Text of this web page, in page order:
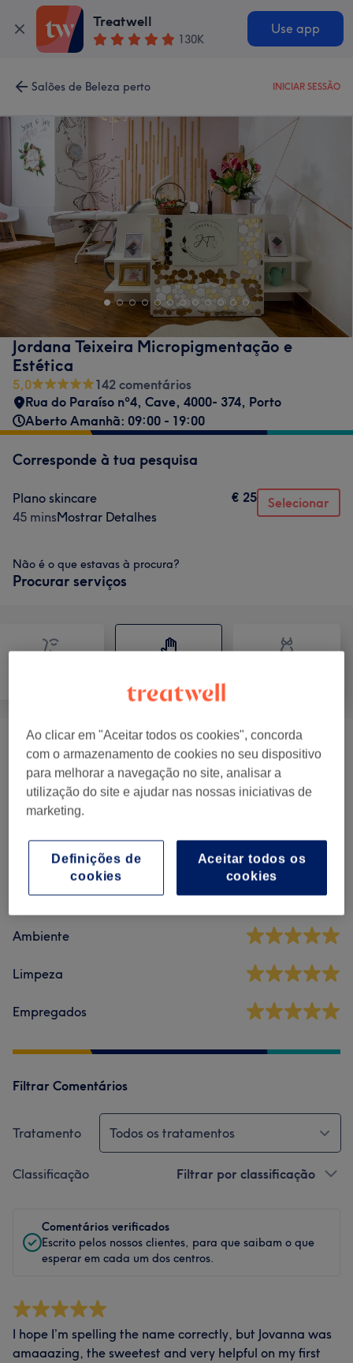
Treatwell
130K
Use app
Salões de Beleza perto INICIAR SESSÃO
Jordana Teixeira Micropigmentação e
Estética
5,0
142 comentários
Rua do Paraíso nº4, Cave, 4000- 374, Porto
Aberto Amanhã: 09:00 - 19:00
Corresponde à tua pesquisa
Plano skincare
45 minsMostrar Detalhes
€ 25 Selecionar
Não é o que estavas à procura?
Procurar serviços
Massagens (1) € 25
Comentários do centro
5,0 142 comentários
Ambiente
Limpeza
Empregados
Filtrar Comentários
Tratamento Todos os tratamentos
Classificação Filtrar por classificação
Comentários verificados
Escrito pelos nossos clientes, para que saibam o que
esperar em cada um dos centros.
I hope I’m spelling the name correctly, but Jovanna was
amaaazing, the sweetest and very helpful on my first
Ao clicar em "Aceitar todos os cookies", concorda
com o armazenamento de cookies no seu dispositivo
para melhorar a navegação no site, analisar a
utilização do site e ajudar nas nossas iniciativas de
marketing.
Aceitar todos os
cookies
Definições de
cookies